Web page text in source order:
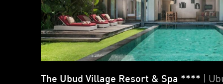
The Ubud Village Resort & Spa **** |